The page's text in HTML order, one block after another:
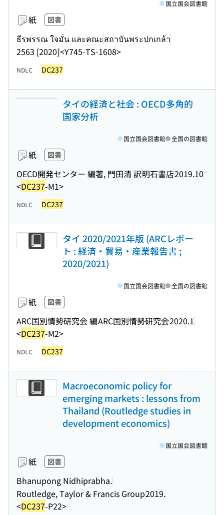
紙 図書
ธีรพรรณ ใจมั่น และคณะสถาบันพระปกเกล้า
2563 [2020]<Y745-TS-1608>
国立国会図書館
NDLC DC237
タイの経済と社会 : OECD多角的
国家分析
紙 図書
OECD開発センター 編著, 門田清 訳明石書店2019.10
<DC237-M1>
国立国会図書館 全国の図書館
NDLC DC237
タイ 2020/2021年版 (ARCレポー
ト : 経済・貿易・産業報告書 ;
2020/2021)
紙 図書
ARC国別情勢研究会 編ARC国別情勢研究会2020.1
<DC237-M2>
国立国会図書館 全国の図書館
NDLC DC237
Macroeconomic policy for
emerging markets : lessons from
Thailand (Routledge studies in
development economics)
紙 図書
Bhanupong Nidhiprabha.
Routledge, Taylor & Francis Group2019.
<DC237-P22>
国立国会図書館